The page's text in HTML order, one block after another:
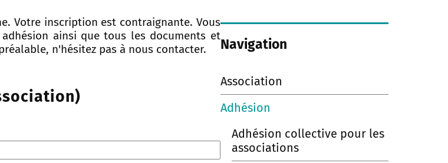
Votre inscription est contraignante. Vous
ainsi que tous les documents et
n'hésitez pas à nous contacter.
Navigation
Association
Adhésion
Adhésion collective pour les
associations